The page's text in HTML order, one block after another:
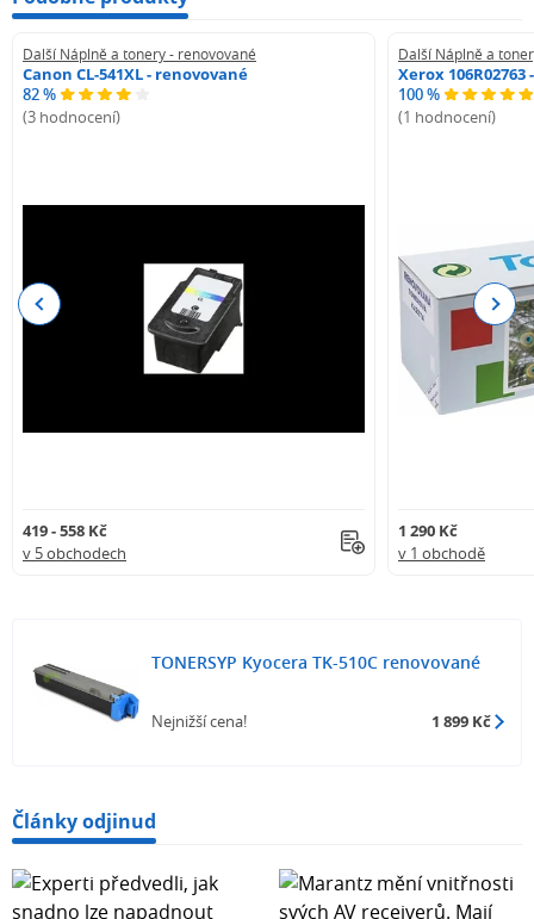
Další Náplně a tonery - renovované
Canon CL-541XL - renovované
82 %
(3 hodnocení)
419 - 558 Kč
v 5 obchodech
Další Náplně a
Xerox
100 %
(1 hodnocení)
1 290 Kč
v 1 obchodě
Previous Next
TONERSYP Kyocera TK-510C renovované
Nejnižší cena! 1 899 Kč
Články odjinud